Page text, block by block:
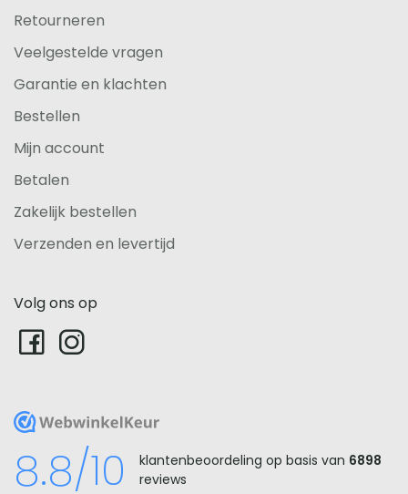
Retourneren
Veelgestelde vragen
Garantie en klachten
Bestellen
Mijn account
Betalen
Zakelijk bestellen
Verzenden en levertijd
Volg ons op
WebwinkelKeur
8.8/10 klantenbeoordeling op basis van 6898
reviews